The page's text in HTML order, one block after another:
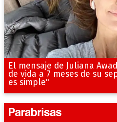
El mensaje de Juliana
de vida a 7 meses de su
es simple"